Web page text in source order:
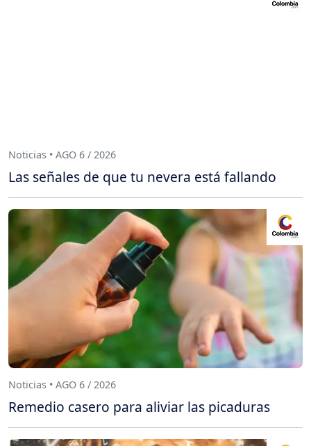
Noticias • AGO 6 / 2026
Las señales de que tu nevera está fallando
Noticias • AGO 6 / 2026
Remedio casero para aliviar las picaduras